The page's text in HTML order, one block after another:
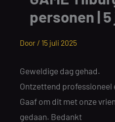
personen |
Door / 15 juli 2025
Geweldige dag gehad.
Ontzettend professioneel
Gaaf om dit met onze
gedaan. Bedankt